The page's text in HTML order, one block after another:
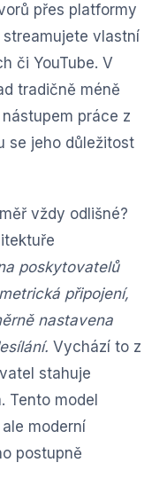
přes platformy
streamujete vlastní
či YouTube. V
tradičně méně
práce z
se jeho důležitost
vždy odlišné?
poskytovatelů
připojení,
nastavena
Vychází to z
stahuje
Tento model
moderní
postupně